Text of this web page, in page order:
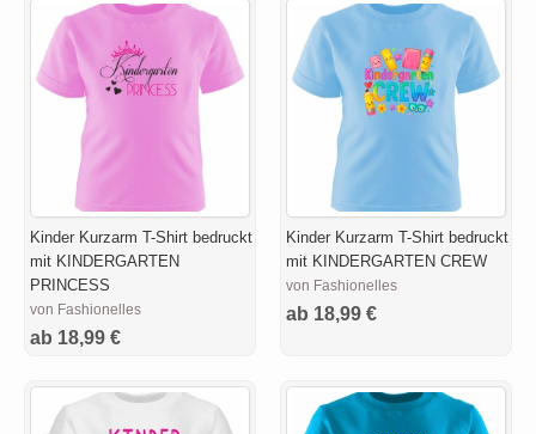
Kinder Kurzarm T-Shirt bedruckt
mit KINDERGARTEN
PRINCESS
von Fashionelles
ab 18,99 €
Kinder Kurzarm T-Shirt bedruckt
mit KINDERGARTEN CREW
von Fashionelles
ab 18,99 €